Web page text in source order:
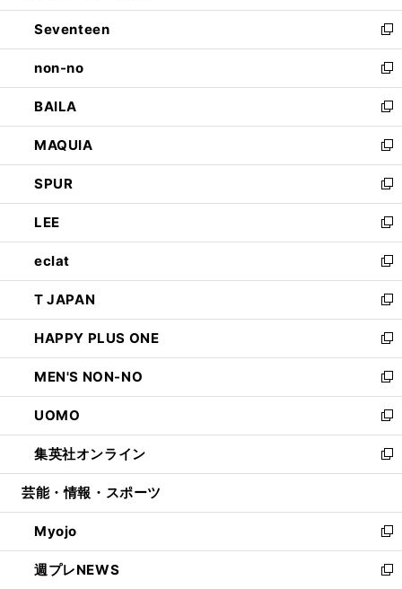
開
く
ウ
で
開
く
ン
ド
ウ
で
開
く
Seventeen
新
し
い
ウ
ィ
ン
ド
ウ
で
開
く
non-no
新
し
い
ウ
ィ
ン
ド
ウ
で
開
く
BAILA
新
し
い
ウ
ィ
ン
ド
ウ
で
開
く
MAQUIA
新
し
い
ウ
ィ
ン
ド
ウ
で
開
く
SPUR
新
し
い
ウ
ィ
ン
ド
ウ
で
開
く
LEE
新
し
い
ウ
ィ
ン
ド
ウ
で
開
く
eclat
新
し
い
ウ
ィ
ン
ド
ウ
で
開
く
T JAPAN
新
し
い
ウ
ィ
ン
ド
ウ
で
開
HAPPY PLUS ONE
新
し
い
ウ
ィ
ン
ド
ウ
開
く
MEN'S NON-NO
新
し
い
ウ
ィ
ン
ウ
で
開
く
UOMO
新
し
い
ウ
ン
ド
ウ
で
集英社オンライン
新
し
ウ
ィ
ン
ド
芸能・情報・スポーツ
Myojo
新
し
い
週プレNEWS
新